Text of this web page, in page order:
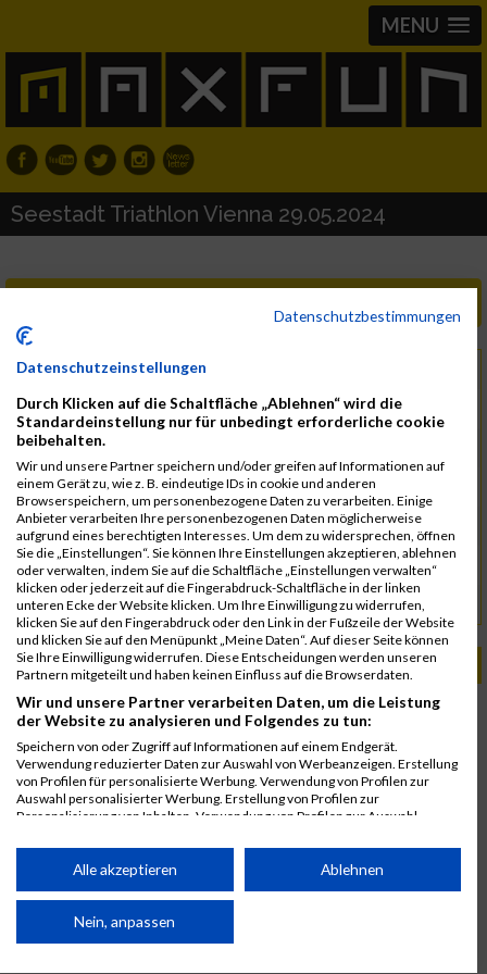
MENU
Seestadt Triathlon Vienna 29.05.2024
Datum Mittwoch, 29. Mai 2024
bis Donnerstag, 30. Mai 2024
Region
Land Österreich
Triathlon
Kontakt triathlon@millisports.at
URL seestadt-triathlon.at
PASSENDE VERANSTALTUNGEN
3. Juni 2026
Seestadt Triathlon Vienna
28. Mai 2025
Seestadt Triathlon Vienna
Datenschutzbestimmungen
Datenschutzeinstellungen
Durch Klicken auf die Schaltfläche „Ablehnen“ wird die
Standardeinstellung nur für unbedingt erforderliche cookie
beibehalten.
Wir und unsere Partner speichern und/oder greifen auf Informationen auf
einem Gerät zu, wie z. B. eindeutige IDs in cookie und anderen
Browserspeichern, um personenbezogene Daten zu verarbeiten. Einige
Anbieter verarbeiten Ihre personenbezogenen Daten möglicherweise
aufgrund eines berechtigten Interesses. Um dem zu widersprechen, öffnen
Sie die „Einstellungen“. Sie können Ihre Einstellungen akzeptieren, ablehnen
oder verwalten, indem Sie auf die Schaltfläche „Einstellungen verwalten“
klicken oder jederzeit auf die Fingerabdruck-Schaltfläche in der linken
unteren Ecke der Website klicken. Um Ihre Einwilligung zu widerrufen,
klicken Sie auf den Fingerabdruck oder den Link in der Fußzeile der Website
und klicken Sie auf den Menüpunkt „Meine Daten“. Auf dieser Seite können
Sie Ihre Einwilligung widerrufen. Diese Entscheidungen werden unseren
Partnern mitgeteilt und haben keinen Einfluss auf die Browserdaten.
Wir und unsere Partner verarbeiten Daten, um die Leistung
der Website zu analysieren und Folgendes zu tun:
Speichern von oder Zugriff auf Informationen auf einem Endgerät.
Verwendung reduzierter Daten zur Auswahl von Werbeanzeigen. Erstellung
von Profilen für personalisierte Werbung. Verwendung von Profilen zur
Auswahl personalisierter Werbung. Erstellung von Profilen zur
Personalisierung von Inhalten. Verwendung von Profilen zur Auswahl
Performance von Inhalten. Analyse von Zielgruppen durch Statistiken oder
Kombinationen von Daten aus verschiedenen Quellen. Entwicklung und
von Inhalten.
Daten können außerhalb der Europäischen Union weitergegeben und in die
Alle akzeptieren Ablehnen
Nein, anpassen